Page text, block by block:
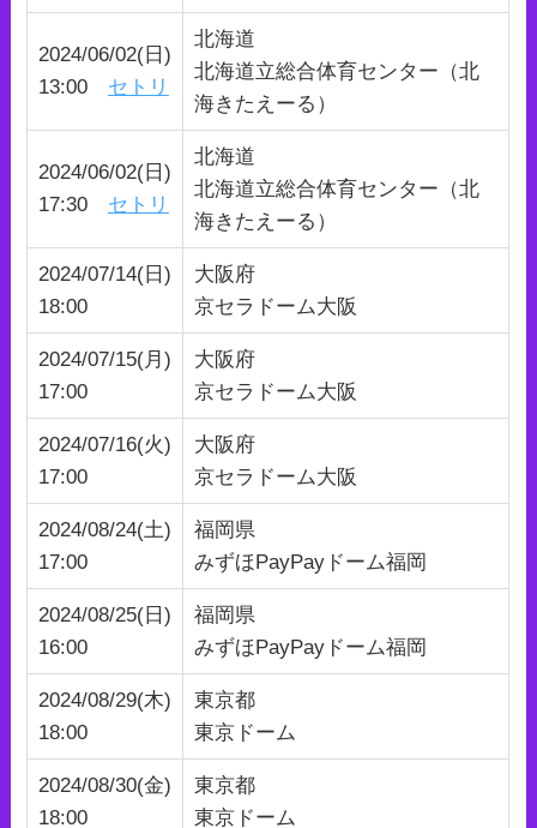
2024/06/02(日)
13:00 セトリ
北海道
北海道立総合体育センター（北
海きたえーる）
2024/06/02(日)
17:30 セトリ
北海道
北海道立総合体育センター（北
海きたえーる）
2024/07/14(日)
18:00
大阪府
京セラドーム大阪
2024/07/15(月)
17:00
大阪府
京セラドーム大阪
2024/07/16(火)
17:00
大阪府
京セラドーム大阪
2024/08/24(土)
17:00
福岡県
みずほPayPayドーム福岡
2024/08/25(日)
16:00
福岡県
みずほPayPayドーム福岡
2024/08/29(木)
18:00
東京都
東京ドーム
2024/08/30(金)
18:00
東京都
東京ドーム